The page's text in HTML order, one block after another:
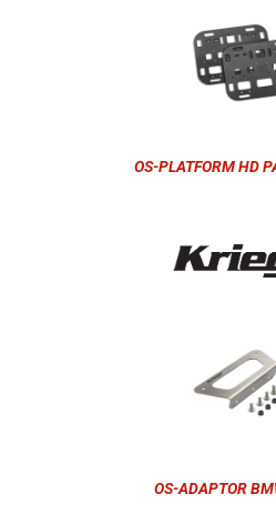
OS-PLATFORM HD
OS-ADAPTOR